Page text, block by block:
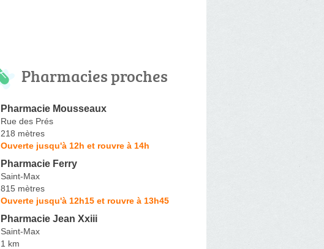
Pharmacies proches
Pharmacie Mousseaux
Rue des Prés
218 mètres
Ouverte jusqu'à 12h et rouvre à 14h
Pharmacie Ferry
Saint-Max
815 mètres
Ouverte jusqu'à 12h15 et rouvre à 13h45
Pharmacie Jean Xxiii
Saint-Max
1 km